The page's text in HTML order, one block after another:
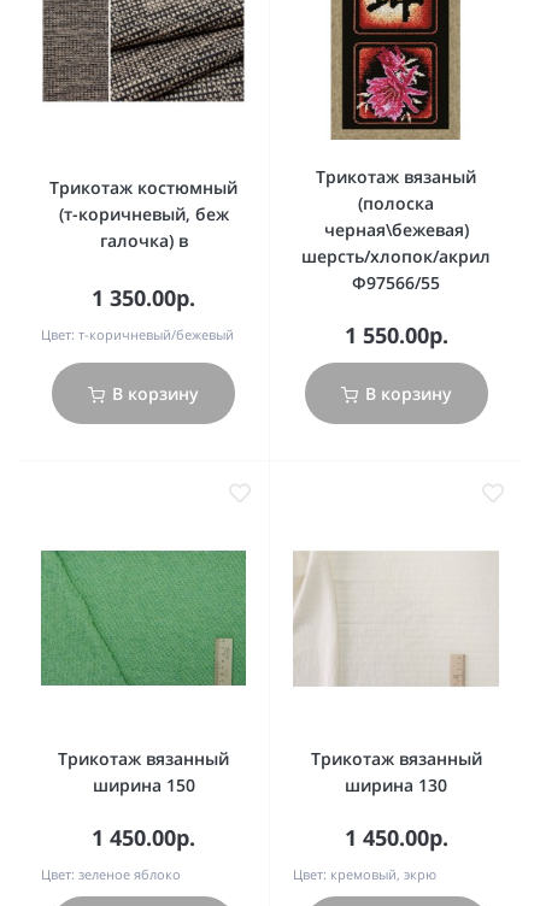
Трикотаж костюмный
(т-коричневый, беж
галочка) в
1 350.00р.
Цвет: т-коричневый/бежевый
В корзину
Трикотаж вязаный
(полоска
черная\бежевая)
шерсть/хлопок/акрил
Ф97566/55
1 550.00р.
В корзину
Трикотаж вязанный
ширина 150
1 450.00р.
Цвет: зеленое яблоко
Трикотаж вязанный
ширина 130
1 450.00р.
Цвет: кремовый, экрю